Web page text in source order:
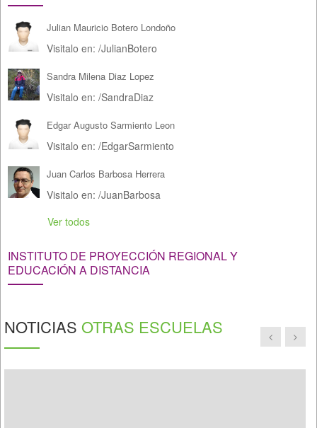
Julian Mauricio Botero Londoño
Visitalo en: /JulianBotero
Sandra Milena Diaz Lopez
Visitalo en: /SandraDiaz
Edgar Augusto Sarmiento Leon
Visitalo en: /EdgarSarmiento
Juan Carlos Barbosa Herrera
Visitalo en: /JuanBarbosa
Ver todos
INSTITUTO DE PROYECCIÓN REGIONAL Y
EDUCACIÓN A DISTANCIA
NOTICIAS OTRAS ESCUELAS